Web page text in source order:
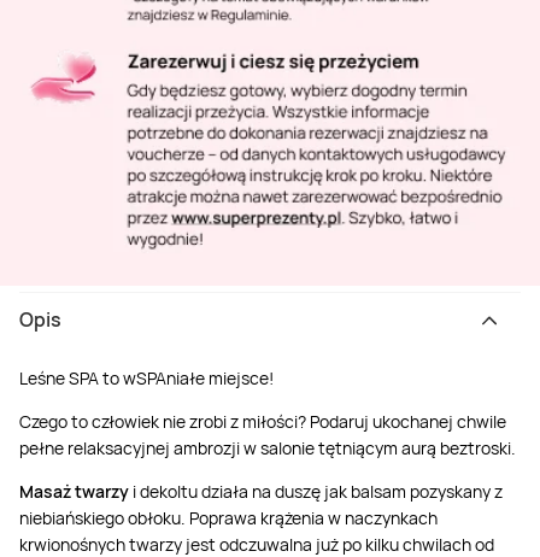
Opis
Leśne SPA to wSPAniałe miejsce!
Czego to człowiek nie zrobi z miłości? Podaruj ukochanej chwile
pełne relaksacyjnej ambrozji w salonie tętniącym aurą beztroski.
Masaż twarzy i dekoltu działa na duszę jak balsam pozyskany z
niebiańskiego obłoku. Poprawa krążenia w naczynkach
krwionośnych twarzy jest odczuwalna już po kilku chwilach od